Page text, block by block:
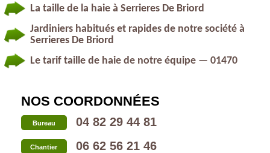
La taille de la haie à Serrieres De Briord
Jardiniers habitués et rapides de notre société à
Serrieres De Briord
Le tarif taille de haie de notre équipe — 01470
NOS COORDONNÉES
Bureau 04 82 29 44 81
Chantier 06 62 56 21 46